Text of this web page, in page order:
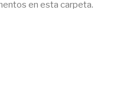
en esta carpeta.